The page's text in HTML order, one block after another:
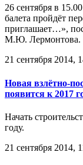
26 сентября в
балета пройдёт
приглашает…»,
М.Ю. Лермонтова.
21 сентября 2014,
Новая взлётно-
появится к 2017
Начать
году.
21 сентября 2014,